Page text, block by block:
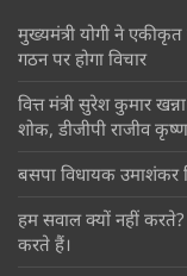
मुख्यमंत्री योगी ने
गठन पर होगा विचार
वित्त मंत्री सुरेश कुमार
शोक, डीजीपी राजीव
बसपा विधायक उमाशंकर
हम सवाल क्यों नहीं
करते हैं।